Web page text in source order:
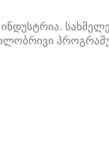
ინდუსტრია.